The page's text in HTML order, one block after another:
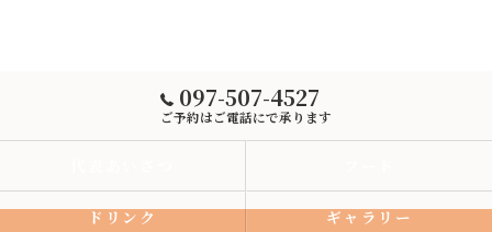
097-507-4527
ご予約はご電話にで承ります
ドリンク ギャラリー